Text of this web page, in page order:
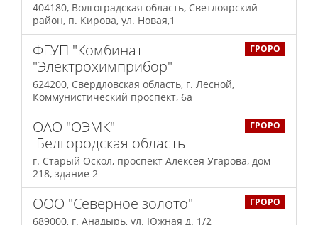
404180, Волгоградская область, Светлоярский
район, п. Кирова, ул. Новая,1
ГРОРО
ФГУП "Комбинат
"Электрохимприбор"
624200, Свердловская область, г. Лесной,
Коммунистический проспект, 6а
ГРОРО
ОАО "ОЭМК"
Белгородская область
г. Старый Оскол, проспект Алексея Угарова, дом
218, здание 2
ГРОРО
ООО "Северное золото"
689000, г. Анадырь, ул. Южная д. 1/2